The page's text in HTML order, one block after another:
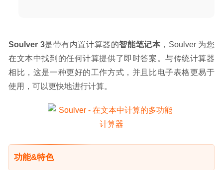
Soulver 3是带有内置计算器的智能笔记本，Soulver 为您
在文本中找到的任何计算提供了即时答案。与传统计算器
相比，这是一种更好的工作方式，并且比电子表格更易于
使用，可以更快地进行计算。
功能&特色